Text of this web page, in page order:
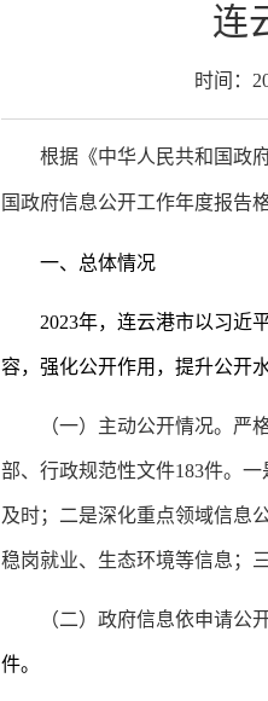
连
时间：
根据《中华人民共和国政
国政府信息公开工作年度报告
一、总体情况
2023年，连云港市以习近
容，强化公开作用，提升公开
（一）主动公开情况。 严
部、行政规范性文件183件。
及时；二是深化重点领域信息
稳岗就业、生态环境等信息；
（二）政府信息依申请公
件。